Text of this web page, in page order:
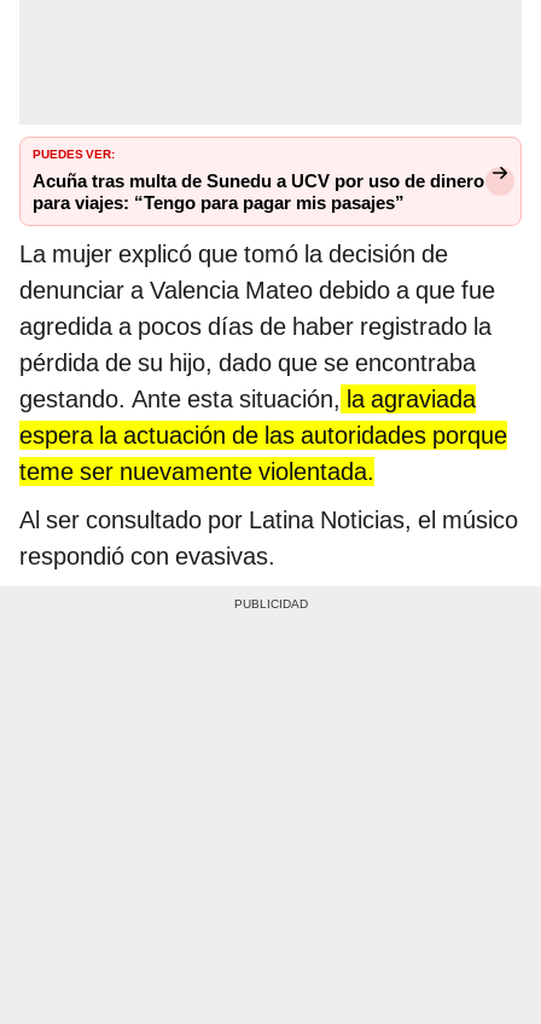
PUEDES VER:
Acuña tras multa de Sunedu a UCV por uso de dinero
para viajes: “Tengo para pagar mis pasajes”
La mujer explicó que tomó la decisión de
denunciar a Valencia Mateo debido a que fue
agredida a pocos días de haber registrado la
pérdida de su hijo, dado que se encontraba
gestando. Ante esta situación, la agraviada
espera la actuación de las autoridades porque
teme ser nuevamente violentada.
Al ser consultado por Latina Noticias, el músico
respondió con evasivas.